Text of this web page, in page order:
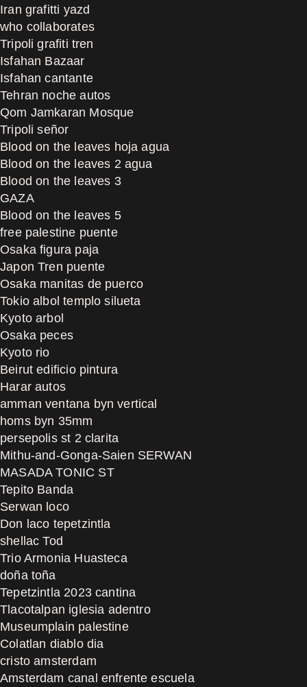
Iran grafitti yazd
who collaborates
Tripoli grafiti tren
Isfahan Bazaar
Isfahan cantante
Tehran noche autos
Qom Jamkaran Mosque
Tripoli señor
Blood on the leaves hoja agua
Blood on the leaves 2 agua
Blood on the leaves 3
GAZA
Blood on the leaves 5
free palestine puente
Osaka figura paja
Japon Tren puente
Osaka manitas de puerco
Tokio albol templo silueta
Kyoto arbol
Osaka peces
Kyoto rio
Beirut edificio pintura
Harar autos
amman ventana byn vertical
homs byn 35mm
persepolis st 2 clarita
Mithu-and-Gonga-Saien SERWAN
MASADA TONIC ST
Tepito Banda
Serwan loco
Don laco tepetzintla
shellac Tod
Trio Armonia Huasteca
doña toña
Tepetzintla 2023 cantina
Tlacotalpan iglesia adentro
Museumplain palestine
Colatlan diablo dia
cristo amsterdam
Amsterdam canal enfrente escuela